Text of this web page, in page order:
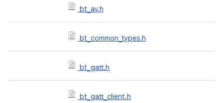
bt_av.h
bt_common_types.h
bt_gatt.h
bt_gatt_client.h